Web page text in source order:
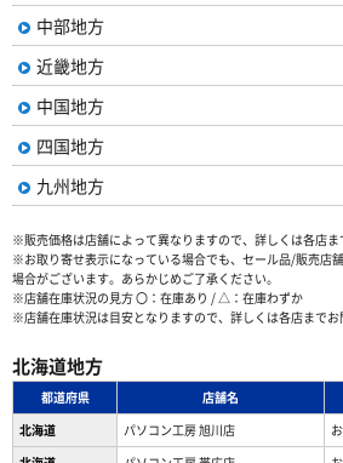
中部地方
近畿地方
中国地方
四国地方
九州地方
※販売価格は店舗によって異なりますので、詳しくは各店ま
※お取り寄せ表示になっている場合でも、セール品/販売店
場合がございます。あらかじめご了承ください。
※店舗在庫状況の見方 〇：在庫あり / △：在庫わずか
※店舗在庫状況は目安となりますので、詳しくは各店までお
北海道地方
都道府県 店舗名
北海道
パソコン工房 旭川店